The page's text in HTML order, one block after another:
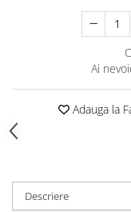
Ai
Adauga la
Descriere